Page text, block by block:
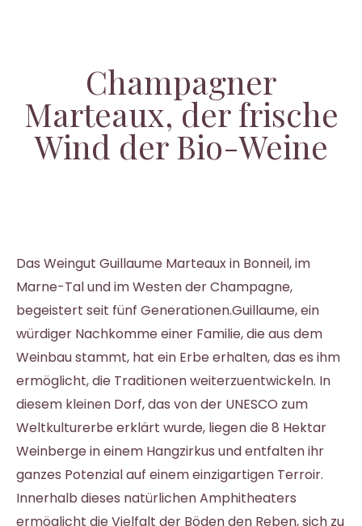
Champagner
Marteaux, der frische
Wind der Bio-Weine
Das Weingut Guillaume Marteaux in Bonneil, im
Marne-Tal und im Westen der Champagne,
begeistert seit fünf Generationen.Guillaume, ein
würdiger Nachkomme einer Familie, die aus dem
Weinbau stammt, hat ein Erbe erhalten, das es ihm
ermöglicht, die Traditionen weiterzuentwickeln. In
diesem kleinen Dorf, das von der UNESCO zum
Weltkulturerbe erklärt wurde, liegen die 8 Hektar
Weinberge in einem Hangzirkus und entfalten ihr
ganzes Potenzial auf einem einzigartigen Terroir.
Innerhalb dieses natürlichen Amphitheaters
ermöglicht die Vielfalt der Böden den Reben, sich zu